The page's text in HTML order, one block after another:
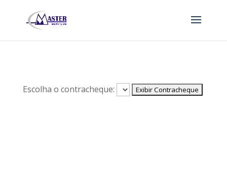
Escolha o contracheque: